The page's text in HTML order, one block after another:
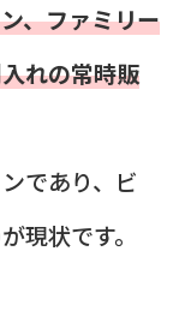
、ファミリー
れの常時販
であり、ビ
現状です。